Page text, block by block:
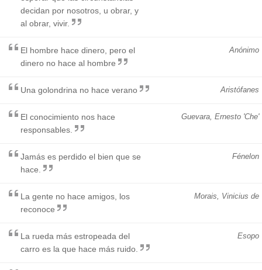
decidan por nosotros, u obrar, y
al obrar, vivir.
Anónimo
El hombre hace dinero, pero el
dinero no hace al hombre
Aristófanes
Una golondrina no hace verano
Guevara, Ernesto 'Che'
El conocimiento nos hace
responsables.
Fénelon
Jamás es perdido el bien que se
hace.
Morais, Vinicius de
La gente no hace amigos, los
reconoce
Esopo
La rueda más estropeada del
carro es la que hace más ruido.